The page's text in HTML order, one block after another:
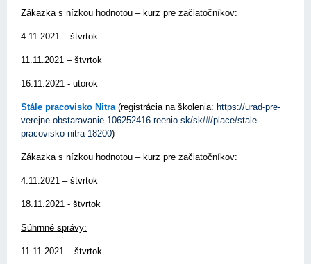
Zákazka s nízkou hodnotou – kurz pre začiatočníkov:
4.11.2021 – štvrtok
11.11.2021 – štvrtok
16.11.2021 - utorok
Stále pracovisko Nitra (registrácia na školenia: https://urad-pre-
verejne-obstaravanie-106252416.reenio.sk/sk/#/place/stale-
pracovisko-nitra-18200)
Zákazka s nízkou hodnotou – kurz pre začiatočníkov:
4.11.2021 – štvrtok
18.11.2021 - štvrtok
Súhrnné správy:
11.11.2021 – štvrtok